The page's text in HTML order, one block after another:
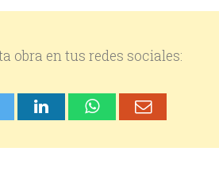
obra en tus redes sociales: